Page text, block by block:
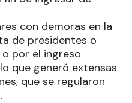
con demoras en la
de presidentes o
por el ingreso
que generó extensas
que se regularon